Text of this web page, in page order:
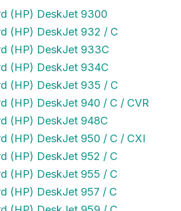
(HP) DeskJet 9300
(HP) DeskJet 932 / C
(HP) DeskJet 933C
(HP) DeskJet 934C
(HP) DeskJet 935 / C
(HP) DeskJet 940 / C / CVR
(HP) DeskJet 948C
(HP) DeskJet 950 / C / CXI
(HP) DeskJet 952 / C
(HP) DeskJet 955 / C
(HP) DeskJet 957 / C
(HP) DeskJet 959 / C